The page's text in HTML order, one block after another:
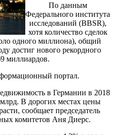
По данным
Федерального института
исследований (BBSR),
хотя количество сделок
одного миллиона), общий
достиг нового рекордного
миллиардов.
портал.
в Германии в 2018
В дорогих местах цены
сообщает председатель
комитетов Аня Диерс.